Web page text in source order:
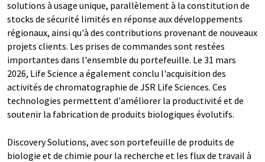
solutions à usage unique, parallèlement à la constitution de
stocks de sécurité limités en réponse aux développements
régionaux, ainsi qu'à des contributions provenant de nouveaux
projets clients. Les prises de commandes sont restées
importantes dans l'ensemble du portefeuille. Le 31 mars
2026, Life Science a également conclu l'acquisition des
activités de chromatographie de JSR Life Sciences. Ces
technologies permettent d'améliorer la productivité et de
soutenir la fabrication de produits biologiques évolutifs.
Discovery Solutions, avec son portefeuille de produits de
biologie et de chimie pour la recherche et les flux de travail à